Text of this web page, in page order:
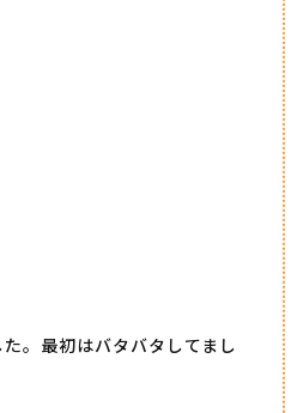
。最初はバタバタしてまし